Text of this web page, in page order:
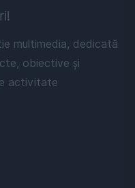
multimedia, dedicată
obiective și
activitate